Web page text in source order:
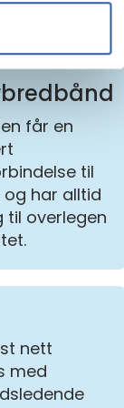
får en
til
har alltid
til overlegen
nett
med